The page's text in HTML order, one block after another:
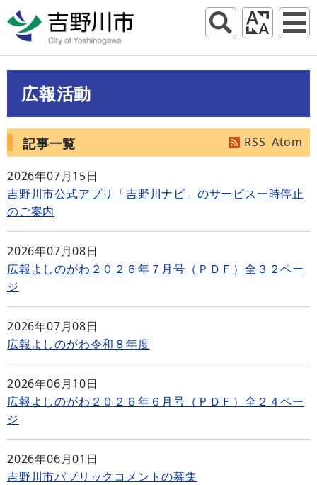
広報活動
記事一覧 RSS Atom
2026年07月15日
吉野川市公式アプリ「吉野川ナビ」のサービス一時停止
のご案内
2026年07月08日
広報よしのがわ２０２６年７月号（ＰＤＦ）全３２ペー
ジ
2026年07月08日
広報よしのがわ令和８年度
2026年06月10日
広報よしのがわ２０２６年６月号（ＰＤＦ）全２４ペー
ジ
2026年06月01日
吉野川市パブリックコメントの募集